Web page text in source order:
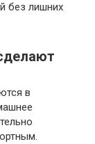
без лишних
в